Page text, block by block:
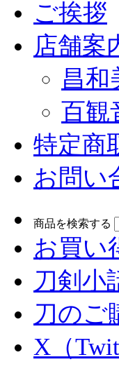
ご挨拶
店舗案
昌和
百観
特定商
お問い
商品を検索する
お買い
刀剣小
刀のご
X（